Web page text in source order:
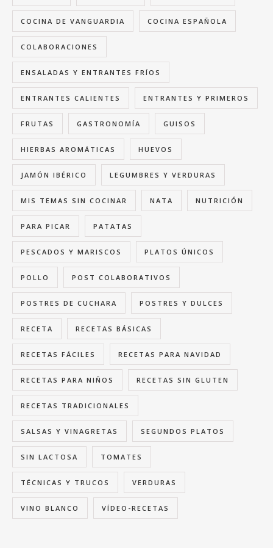
COCINA DE VANGUARDIA COCINA ESPAÑOLA
COLABORACIONES
ENSALADAS Y ENTRANTES FRÍOS
ENTRANTES CALIENTES ENTRANTES Y PRIMEROS
FRUTAS GASTRONOMÍA GUISOS
HIERBAS AROMÁTICAS HUEVOS
JAMÓN IBÉRICO LEGUMBRES Y VERDURAS
MIS TEMAS SIN COCINAR NATA NUTRICIÓN
PARA PICAR PATATAS
PESCADOS Y MARISCOS PLATOS ÚNICOS
POLLO POST COLABORATIVOS
POSTRES DE CUCHARA POSTRES Y DULCES
RECETA RECETAS BÁSICAS
RECETAS FÁCILES RECETAS PARA NAVIDAD
RECETAS PARA NIÑOS RECETAS SIN GLUTEN
RECETAS TRADICIONALES
SALSAS Y VINAGRETAS SEGUNDOS PLATOS
SIN LACTOSA TOMATES
TÉCNICAS Y TRUCOS VERDURAS
VINO BLANCO VÍDEO-RECETAS